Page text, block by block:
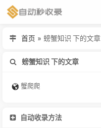
首页 » 螃蟹知识 下的文章
螃蟹知识 下的文章
蟹爬爬
自动收录方法